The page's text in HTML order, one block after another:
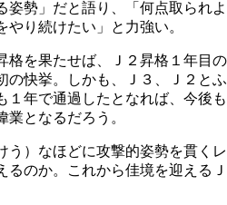
姿勢」だと語り、「何点取られよ
り続けたい」と力強い。
格を果たせば、Ｊ２昇格１年目の
の快挙。しかも、Ｊ３、Ｊ２とふ
１年で通過したとなれば、今後も
となるだろう。
う）なほどに攻撃的姿勢を貫くレ
るのか。これから佳境を迎えるＪ